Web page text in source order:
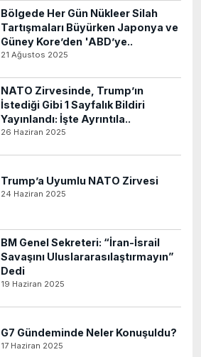
Bölgede Her Gün Nükleer Silah
Tartışmaları Büyürken Japonya ve
Güney Kore’den 'ABD’ye..
21 Ağustos 2025
NATO Zirvesinde, Trump’ın
İstediği Gibi 1 Sayfalık Bildiri
Yayınlandı: İşte Ayrıntıla..
26 Haziran 2025
Trump’a Uyumlu NATO Zirvesi
24 Haziran 2025
BM Genel Sekreteri: “İran-İsrail
Savaşını Uluslararasılaştırmayın”
Dedi
19 Haziran 2025
G7 Gündeminde Neler Konuşuldu?
17 Haziran 2025